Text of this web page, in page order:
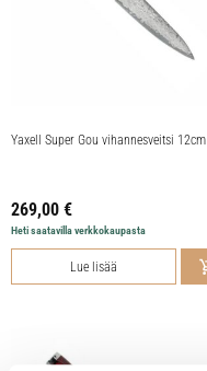
Yaxell Super Gou vihannesveitsi 12cm
269,00 €
Heti saatavilla verkkokaupasta
Lue lisää